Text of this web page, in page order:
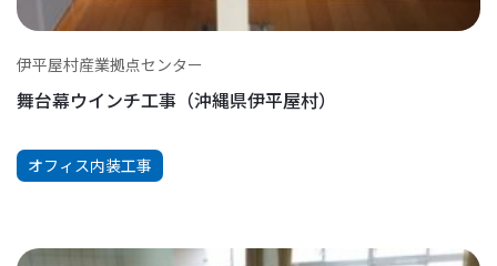
伊平屋村産業拠点センター
舞台幕ウインチ工事（沖縄県伊平屋村）
オフィス内装工事